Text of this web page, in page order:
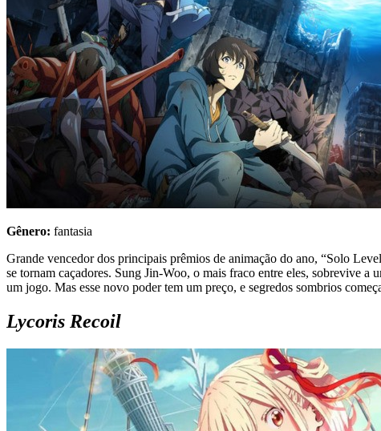
Gênero: fantasia
Grande vencedor dos principais prêmios de animação do ano, “Solo
se tornam caçadores. Sung Jin-Woo, o mais fraco entre eles, sobrevive a
um jogo. Mas esse novo poder tem um preço, e segredos sombrios
Lycoris Recoil